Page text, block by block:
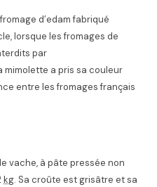
d’edam fabriqué
lorsque les fromages de
par
mimolette a pris sa couleur
entre les fromages français
vache, à pâte pressée non
kg. Sa croûte est grisâtre et sa